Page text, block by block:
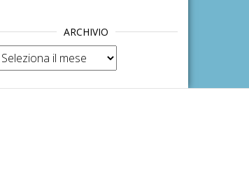
ARCHIVIO
Archivio